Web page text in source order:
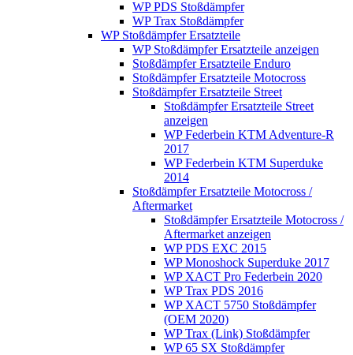
WP PDS Stoßdämpfer
WP Trax Stoßdämpfer
WP Stoßdämpfer Ersatzteile
WP Stoßdämpfer Ersatzteile anzeigen
Stoßdämpfer Ersatzteile Enduro
Stoßdämpfer Ersatzteile Motocross
Stoßdämpfer Ersatzteile Street
Stoßdämpfer Ersatzteile Street
anzeigen
WP Federbein KTM Adventure-R
2017
WP Federbein KTM Superduke
2014
Stoßdämpfer Ersatzteile Motocross /
Aftermarket
Stoßdämpfer Ersatzteile Motocross /
Aftermarket anzeigen
WP PDS EXC 2015
WP Monoshock Superduke 2017
WP XACT Pro Federbein 2020
WP Trax PDS 2016
WP XACT 5750 Stoßdämpfer
(OEM 2020)
WP Trax (Link) Stoßdämpfer
WP 65 SX Stoßdämpfer